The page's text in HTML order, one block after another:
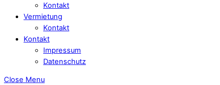
Kontakt
Vermietung
Kontakt
Kontakt
Impressum
Datenschutz
Close Menu